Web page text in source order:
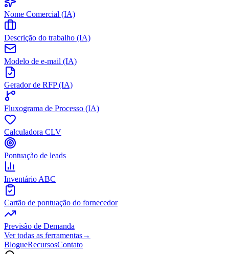
Nome Comercial (IA)
Descrição do trabalho (IA)
Modelo de e-mail (IA)
Gerador de RFP (IA)
Fluxograma de Processo (IA)
Calculadora CLV
Pontuação de leads
Inventário ABC
Cartão de pontuação do fornecedor
Previsão de Demanda
Ver todas as ferramentas→
BlogueRecursosContato